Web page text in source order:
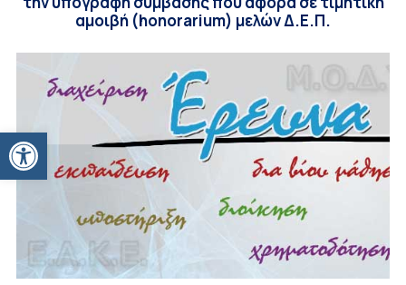
Ανοίξτε τη γραμμή εργαλείων
αμοιβή (honorarium) μελών Δ.Ε.Π.